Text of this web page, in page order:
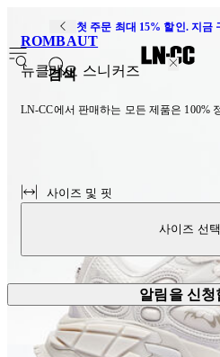
첫 주문 최대 15% 할인. 지금
검색
ROMBAUT
뉴클레오 스니커즈
LN-CC에서 판매하는 모든 제품은 100%
사이즈 및 핏
사이즈 선
알림을 신청